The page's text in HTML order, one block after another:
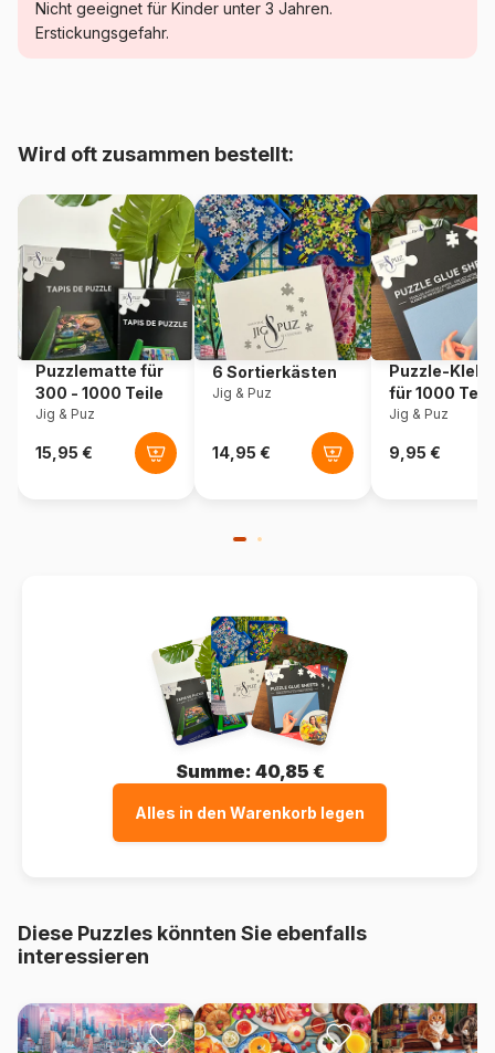
Kategorie Puzzle Bergwelt
Artikelnummer Eurographics-6000-5642
EAN 628136656429
Teileanzahl 1000 Teile
Maße 68 x 49 cm
Nicht geeignet für Kinder unter 3 Jahren.
Erstickungsgefahr.
Wird oft zusammen bestellt:
Puzzlematte für
300 - 1000 Teile
Jig & Puz
6 Sortierkästen
Jig & Puz
Puzzle-
für 1000
Jig & Puz
Summe: 40,85 €
Alles in den Warenkorb legen
Diese Puzzles könnten Sie ebenfalls
interessieren